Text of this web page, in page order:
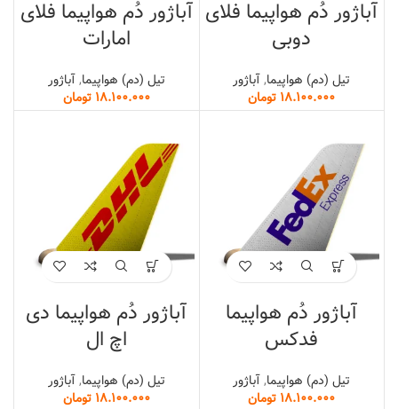
آباژور دُم هواپیما فلای
دوبی
تیل (دم) هواپیما,آباژور
تومان
آباژور دُم هواپیما فلای
امارات
تیل (دم) هواپیما,آباژور
تومان
آباژور دُم هواپیما
فدکس
تیل (دم) هواپیما,آباژور
تومان
آباژور دُم هواپیما دی
اچ ال
تیل (دم) هواپیما,آباژور
تومان